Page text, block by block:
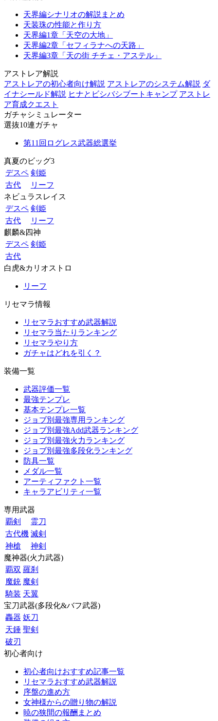
天界編シナリオの解説まとめ
天装珠の性能と作り方
天界編1章「天空の大地」
天界編2章「セフィラナへの天路」
天界編3章「天の街 チチェ・アステル」
アストレア解説
アストレアの初心者向け解説 アストレアのシステム解説 ダ
イナシールド解説 ヒナとビシバシブートキャンプ アストレ
ア育成クエスト
ガチャシミュレーター
選抜10連ガチャ
第11回ログレス武器総選挙
真夏のビッグ3
デスペ 剣姫
古代
リーフ
ネビュラスレイス
デスペ 剣姫
古代
リーフ
麒麟&四神
デスペ 剣姫
古代
白虎&カリオストロ
リーフ
リセマラ情報
リセマラおすすめ武器解説
リセマラ当たりランキング
リセマラやり方
ガチャはどれを引く？
装備一覧
武器評価一覧
最強テンプレ
基本テンプレ一覧
ジョブ別最強専用ランキング
ジョブ別最強Add武器ランキング
ジョブ別最強火力ランキング
ジョブ別最強多段化ランキング
防具一覧
メダル一覧
アーティファクト一覧
キャラアビリティ一覧
専用武器
覇剣
霊刀
古代機 滅剣
神槍
神剣
魔神器(火力武器)
覇双 羅刹
魔銃 魔剣
騎装 天翼
宝刀武器(多段化&バフ武器)
轟器 妖刀
天錘 聖剣
破刃
初心者向け
初心者向けおすすめ記事一覧
リセマラおすすめ武器解説
序盤の進め方
女神様からの贈り物の解説
暁の狭間の報酬まとめ